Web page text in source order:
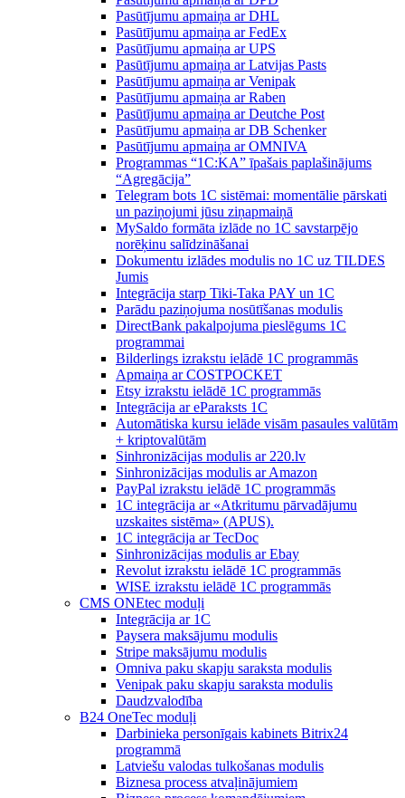
Pasūtījumu apmaiņa ar DHL
Pasūtījumu apmaiņa ar FedEx
Pasūtījumu apmaiņa ar UPS
Pasūtījumu apmaiņa ar Latvijas Pasts
Pasūtījumu apmaiņa ar Venipak
Pasūtījumu apmaiņa ar Raben
Pasūtījumu apmaiņa ar Deutche Post
Pasūtījumu apmaiņa ar DB Schenker
Pasūtījumu apmaiņa ar OMNIVA
Programmas “1C:KA” īpašais paplašinājums
“Agregācija”
Telegram bots 1C sistēmai: momentālie pārskati
un paziņojumi jūsu ziņapmaiņā
MySaldo formāta izlāde no 1C savstarpējo
norēķinu salīdzināšanai
Dokumentu izlādes modulis no 1C uz TILDES
Jumis
Integrācija starp Tiki-Taka PAY un 1C
Parādu paziņojuma nosūtīšanas modulis
DirectBank pakalpojuma pieslēgums 1C
programmai
Bilderlings izrakstu ielādē 1C programmās
Apmaiņa ar COSTPOCKET
Etsy izrakstu ielādē 1C programmās
Integrācija ar eParaksts 1C
Automātiska kursu ielāde visām pasaules valūtām
+ kriptovalūtām
Sinhronizācijas modulis ar 220.lv
Sinhronizācijas modulis ar Amazon
PayPal izrakstu ielādē 1C programmās
1C integrācija ar «Atkritumu pārvadājumu
uzskaites sistēma» (APUS).
1C integrācija ar TecDoc
Sinhronizācijas modulis ar Ebay
Revolut izrakstu ielādē 1C programmās
WISE izrakstu ielādē 1C programmās
CMS ONEtec moduļi
Integrācija ar 1C
Paysera maksājumu modulis
Stripe maksājumu modulis
Omniva paku skapju saraksta modulis
Venipak paku skapju saraksta modulis
Daudzvalodība
B24 OneTec moduļi
Darbinieka personīgais kabinets Bitrix24
programmā
Latviešu valodas tulkošanas modulis
Biznesa process atvaļinājumiem